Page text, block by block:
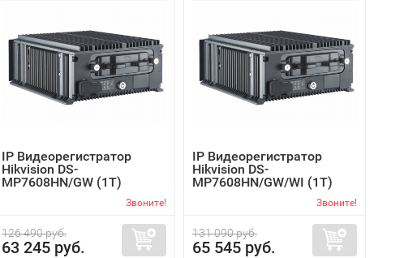
IP Видеорегистратор
Hikvision DS-
MP7608HN/GW (1T)
Звоните!
126 490 руб.
63 245 руб.
IP Видеорегистратор
Hikvision DS-
MP7608HN/GW/WI (1T)
Звоните!
131 090 руб.
65 545 руб.